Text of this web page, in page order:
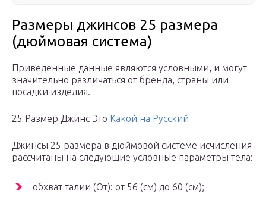
Размеры джинсов 25 размера
(дюймовая система)
Приведенные данные являются условными, и могут
значительно различаться от бренда, страны или
посадки изделия.
25 Размер Джинс Это Какой на Русский
Джинсы 25 размера в дюймовой системе исчисления
рассчитаны на следующие условные параметры тела:
обхват талии (От): от 56 (см) до 60 (см);